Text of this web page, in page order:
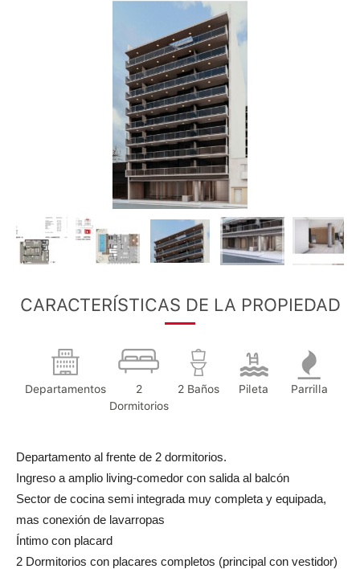
CARACTERÍSTICAS DE LA PROPIEDAD
Departamentos
2
Dormitorios
2 Baños Pileta Parrilla
Departamento al frente de 2 dormitorios.
Ingreso a amplio living-comedor con salida al balcón
Sector de cocina semi integrada muy completa y equipada,
mas conexión de lavarropas
Íntimo con placard
2 Dormitorios con placares completos (principal con vestidor)